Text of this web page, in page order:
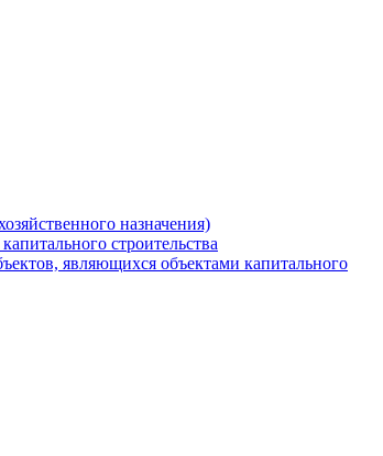
назначения)
строительства
являющихся объектами капитального